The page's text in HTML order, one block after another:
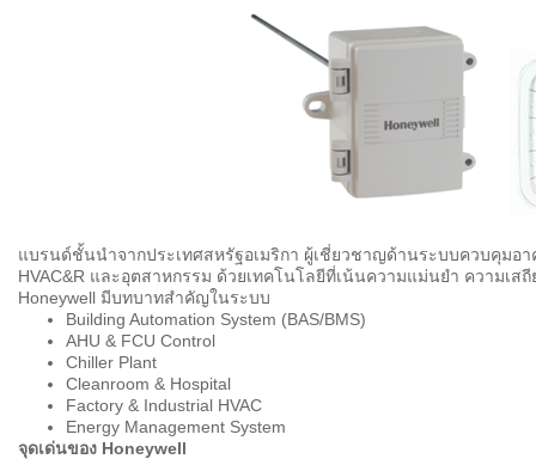
แบรนด์ชั้นนำจากประเทศสหรัฐอเมริกา ผู้เชี่ยวชาญด้านระบบควบคุมอ
HVAC&R และอุตสาหกรรม ด้วยเทคโนโลยีที่เน้นความแม่นยำ ความเ
Honeywell มีบทบาทสำคัญในระบบ
Building Automation System (BAS/BMS)
AHU & FCU Control
Chiller Plant
Cleanroom & Hospital
Factory & Industrial HVAC
Energy Management System
จุดเด่นของ Honeywell